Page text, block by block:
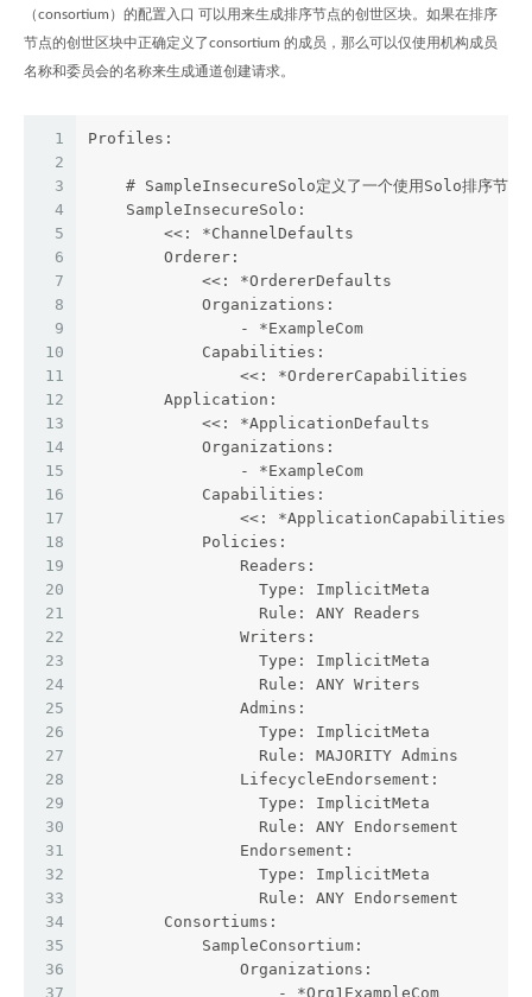
（consortium）的配置入口 可以用来生成排序节点的创世区块。如果在排序
节点的创世区块中正确定义了consortium 的成员，那么可以仅使用机构成员
名称和委员会的名称来生成通道创建请求。
1
2
3
4
5
6
7
8
9
10
11
12
13
14
15
16
17
18
19
20
21
22
23
24
25
26
27
28
29
30
31
32
33
34
35
36
37
Profiles:
# SampleInsecureSolo定义了一个使用Solo排序节点
    SampleInsecureSolo:
        <<: *ChannelDefaults
        Orderer:
            <<: *OrdererDefaults
            Organizations:
                - *ExampleCom
            Capabilities:
                <<: *OrdererCapabilities
        Application:
            <<: *ApplicationDefaults
            Organizations:
                - *ExampleCom
            Capabilities:
                <<: *ApplicationCapabilities
            Policies:
                Readers:
                  Type: ImplicitMeta
                  Rule: ANY Readers
                Writers:
                  Type: ImplicitMeta
                  Rule: ANY Writers
                Admins:
                  Type: ImplicitMeta
                  Rule: MAJORITY Admins
                LifecycleEndorsement:
                  Type: ImplicitMeta
                  Rule: ANY Endorsement
                Endorsement:
                  Type: ImplicitMeta
                  Rule: ANY Endorsement
        Consortiums:
            SampleConsortium:
                Organizations:
                    - *Org1ExampleCom